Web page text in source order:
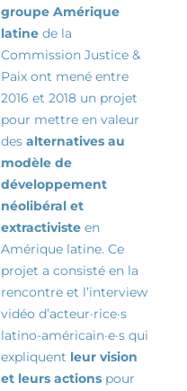
groupe Amérique
latine de la
Commission Justice &
Paix ont mené entre
2016 et 2018 un projet
pour mettre en valeur
des alternatives au
modèle de
développement
néolibéral et
extractiviste en
Amérique latine. Ce
projet a consisté en la
rencontre et l’interview
vidéo d’acteur·rice·s
latino-américain·e·s qui
expliquent leur vision
et leurs actions pour